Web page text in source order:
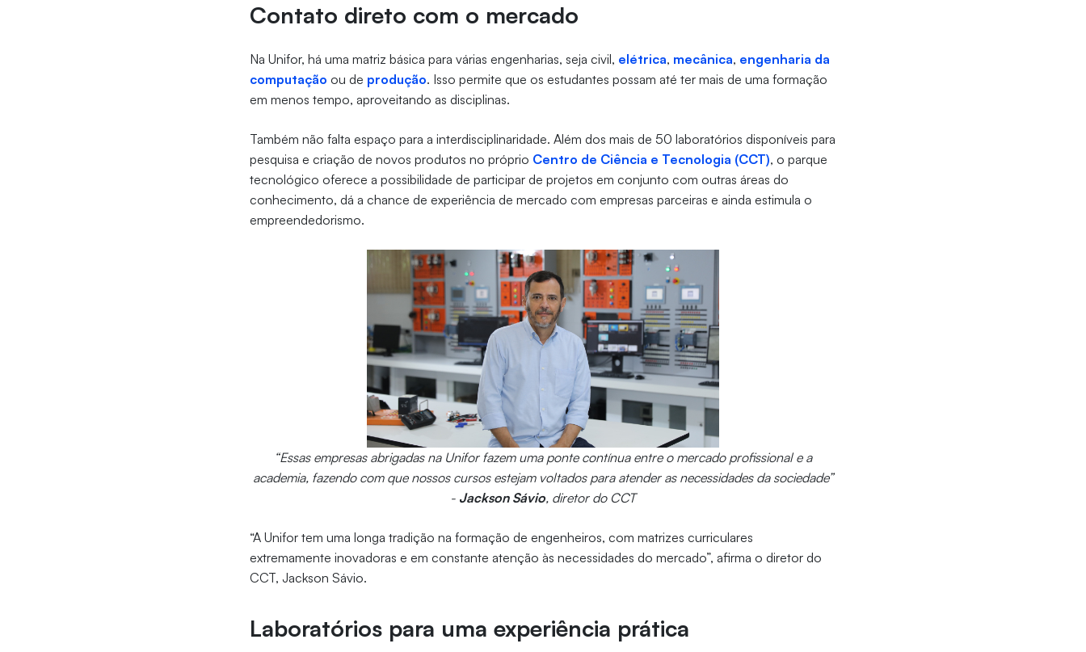
Contato direto com o mercado
Na Unifor, há uma matriz básica para várias engenharias, seja civil, elétrica, mecânica, engenharia da
computação ou de produção. Isso permite que os estudantes possam até ter mais de uma formação
em menos tempo, aproveitando as disciplinas.
Também não falta espaço para a interdisciplinaridade. Além dos mais de 50 laboratórios disponíveis para
pesquisa e criação de novos produtos no próprio Centro de Ciência e Tecnologia (CCT), o parque
tecnológico oferece a possibilidade de participar de projetos em conjunto com outras áreas do
conhecimento, dá a chance de experiência de mercado com empresas parceiras e ainda estimula o
empreendedorismo.
“Essas empresas abrigadas na Unifor fazem uma ponte contínua entre o mercado profissional e a
academia, fazendo com que nossos cursos estejam voltados para atender as necessidades da sociedade”
- Jackson Sávio, diretor do CCT
“A Unifor tem uma longa tradição na formação de engenheiros, com matrizes curriculares
extremamente inovadoras e em constante atenção às necessidades do mercado”, afirma o diretor do
CCT, Jackson Sávio.
Laboratórios para uma experiência prática